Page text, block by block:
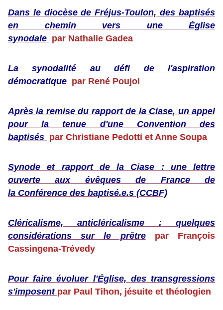
Dans le diocèse de Fréjus-Toulon, des baptisés
en chemin vers une Église
synodale par Nathalie Gadea
La synodalité au défi de l'aspiration
démocratique par René Poujol
Après la remise du rapport de la Ciase, un appel
pourla tenue d'une Convention des
baptisés par Christiane Pedotti et Anne Soupa
Synode et rapport de la Ciase : une lettre
ouverte aux évêques de France de
la Conférence des baptisé.e.s (CCBF)
Cléricalisme, anticléricalisme :
quelques
considérations sur le prêtre
par François
Cassingena-Trévedy
Pour faire évoluer l'Église, des transgressions
s'imposent par Paul Tihon, jésuite et théologien